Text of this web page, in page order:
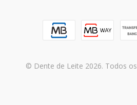
© Dente de Leite 2026. Todos